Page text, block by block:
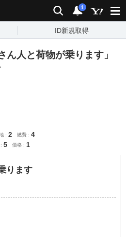
検索 通知
i
ID新規取得
ん人と荷物が乗ります」
2 燃費 4
5 価格 1
ります